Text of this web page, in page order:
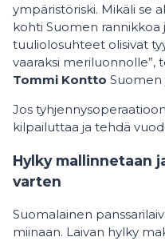
ympäristöriski. Mikäli se
kohti Suomen rannikkoa
tuuliolosuhteet olisivat
vaaraksi
Tommi Kontto Suomen
Jos
kilpailuttaa ja tehdä
Hylky mallinnetaan
varten
Suomalainen
miinaan. Laivan hylky